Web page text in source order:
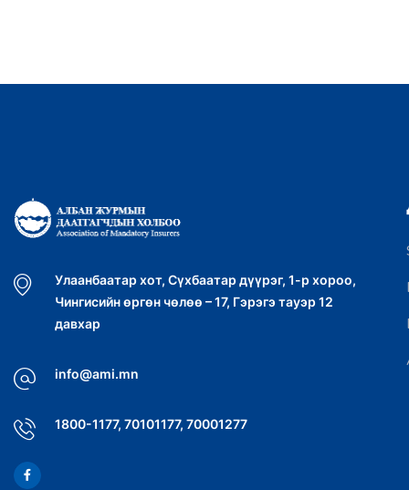
Улаанбаатар хот, Сүхбаатар дүүрэг, 1-р хороо,
Чингисийн өргөн чөлөө – 17, Гэрэгэ тауэр 12
давхар
info@ami.mn
1800-1177, 70101177, 70001277